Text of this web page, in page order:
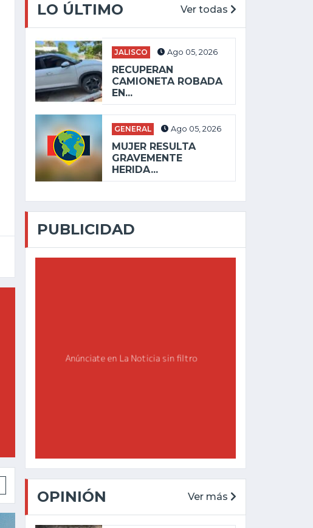
LO ÚLTIMO Ver todas
JALISCO Ago 05, 2026
RECUPERAN
CAMIONETA ROBADA
EN...
GENERAL Ago 05, 2026
MUJER RESULTA
GRAVEMENTE
HERIDA...
PUBLICIDAD
OPINIÓN Ver más